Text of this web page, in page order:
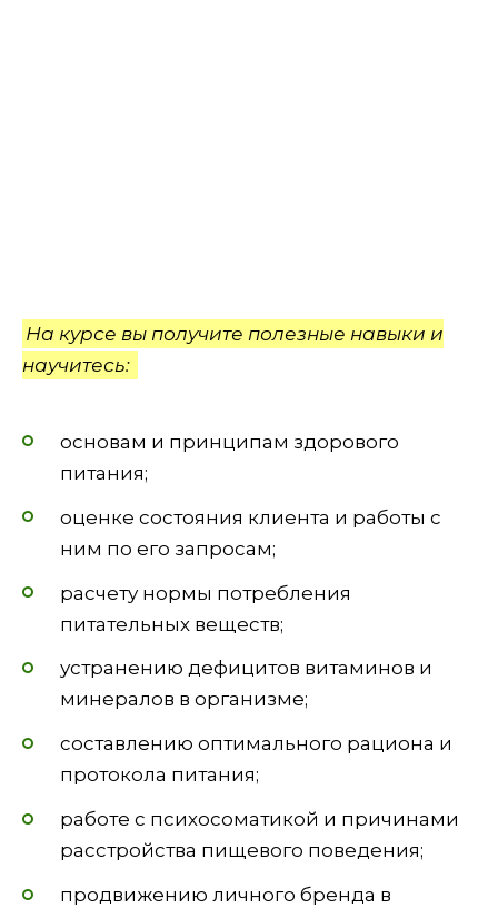
На курсе вы получите полезные навыки и
научитесь:
основам и принципам здорового
питания;
оценке состояния клиента и работы с
ним по его запросам;
расчету нормы потребления
питательных веществ;
устранению дефицитов витаминов и
минералов в организме;
составлению оптимального рациона и
протокола питания;
работе с психосоматикой и причинами
расстройства пищевого поведения;
продвижению личного бренда в